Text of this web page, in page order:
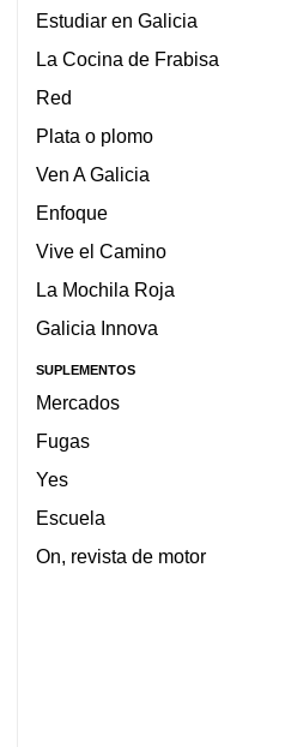
Estudiar en Galicia
La Cocina de Frabisa
Red
Plata o plomo
Ven A Galicia
Enfoque
Vive el Camino
La Mochila Roja
Galicia Innova
SUPLEMENTOS
Mercados
Fugas
Yes
Escuela
On, revista de motor